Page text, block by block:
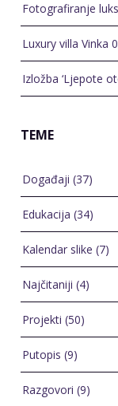
Fotografiranje
Luxury villa Vinka
Izložba ‘Ljepote
TEME
Događaji (37)
Edukacija (34)
Kalendar slike (7)
Najčitaniji (4)
Projekti (50)
Putopis (9)
Razgovori (9)